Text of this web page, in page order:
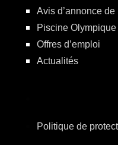
Avis d’annonce de
Piscine Olympique
Offres d’emploi
Actualités
Politique de